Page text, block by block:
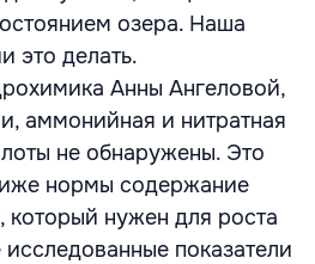
озера. Наша
это делать.
Анны Ангеловой,
аммонийная и нитратная
не обнаружены. Это
нормы содержание
который нужен для роста
показатели